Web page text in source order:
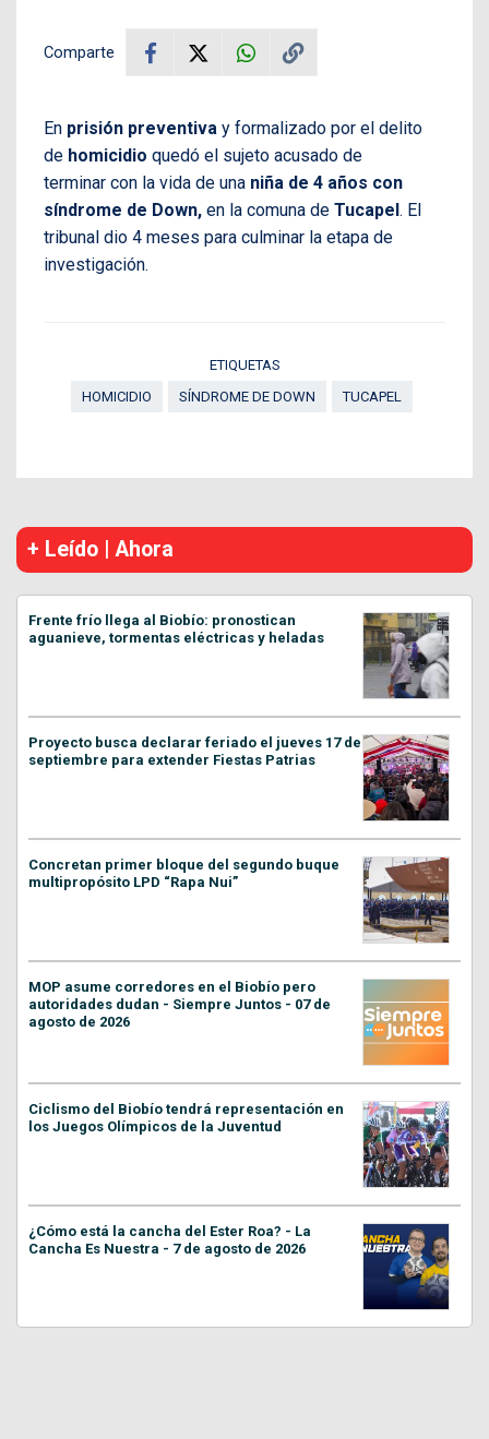
Comparte
En prisión preventiva y formalizado por el delito
de homicidio quedó el sujeto acusado de
terminar con la vida de una niña de 4 años con
síndrome de Down, en la comuna de Tucapel. El
tribunal dio 4 meses para culminar la etapa de
investigación.
ETIQUETAS
HOMICIDIO
SÍNDROME DE DOWN TUCAPEL
+ Leído | Ahora
Frente frío llega al Biobío: pronostican
aguanieve, tormentas eléctricas y heladas
Proyecto busca declarar feriado el jueves 17 de
septiembre para extender Fiestas Patrias
Concretan primer bloque del segundo buque
multipropósito LPD “Rapa Nui”
MOP asume corredores en el Biobío pero
autoridades dudan - Siempre Juntos - 07 de
agosto de 2026
Ciclismo del Biobío tendrá representación en
los Juegos Olímpicos de la Juventud
¿Cómo está la cancha del Ester Roa? - La
Cancha Es Nuestra - 7 de agosto de 2026